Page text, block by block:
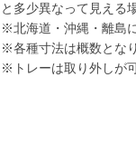
と多少異なって見える
※北海道・沖縄・離島
※各種寸法は概数とな
※トレーは取り外しが